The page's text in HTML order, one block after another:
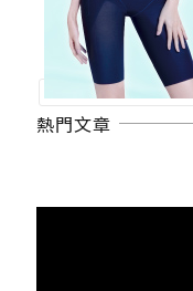
熱門文章